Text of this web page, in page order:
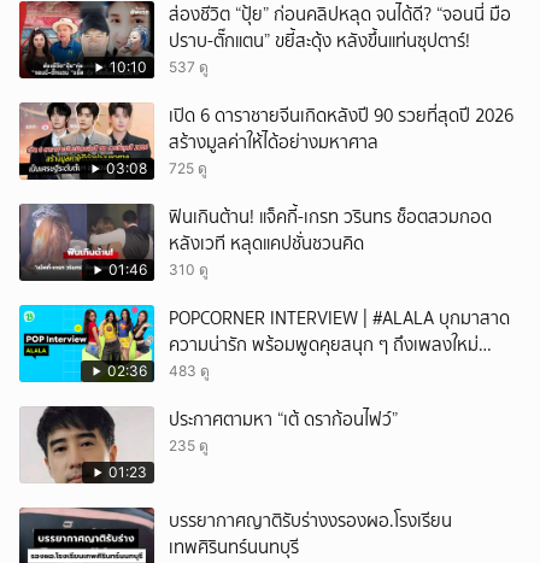
10:10
ส่องชีวิต “ปุ้ย” ก่อนคลิปหลุด จนได้ดี? “จอนนี่ มือ
ปราบ-ตั๊กแตน” ขยี้สะดุ้ง หลังขึ้นแท่นซุปตาร์!
537 ดู
03:08
เปิด 6 ดาราชายจีนเกิดหลังปี 90 รวยที่สุดปี 2026
สร้างมูลค่าให้ได้อย่างมหาศาล
725 ดู
01:46
ฟินเกินต้าน! แจ็คกี้-เกรท วรินทร ช็อตสวมกอด
หลังเวที หลุดแคปชั่นชวนคิด
310 ดู
02:36
POPCORNER INTERVIEW | #ALALA บุกมาสาด
ความน่ารัก พร้อมพูดคุยสนุก ๆ ถึงเพลงใหม่
'ON&OFF'
483 ดู
01:23
ประกาศตามหา “เต้ ดราก้อนไฟว์”
235 ดู
บรรยากาศญาติรับร่างงรองผอ.โรงเรียน
เทพศิรินทร์นนทบุรี